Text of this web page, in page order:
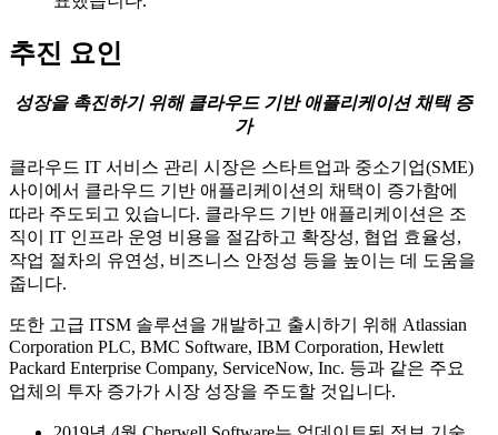
추진 요인
성장을 촉진하기 위해 클라우드 기반 애플리케이션 채택 증
가
클라우드 IT 서비스 관리 시장은 스타트업과 중소기업(SME)
사이에서 클라우드 기반 애플리케이션의 채택이 증가함에
따라 주도되고 있습니다. 클라우드 기반 애플리케이션은 조
직이 IT 인프라 운영 비용을 절감하고 확장성, 협업 효율성,
작업 절차의 유연성, 비즈니스 안정성 등을 높이는 데 도움을
줍니다.
또한 고급 ITSM 솔루션을 개발하고 출시하기 위해 Atlassian
Corporation PLC, BMC Software, IBM Corporation, Hewlett
Packard Enterprise Company, ServiceNow, Inc. 등과 같은 주요
업체의 투자 증가가 시장 성장을 주도할 것입니다.